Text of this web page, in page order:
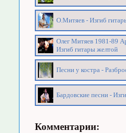
О.Митяев - Изгиб
Олег Митяев 1981-89
Изгиб гитары желтой
Песни у костра -
Бардовские песни -
Комментарии: